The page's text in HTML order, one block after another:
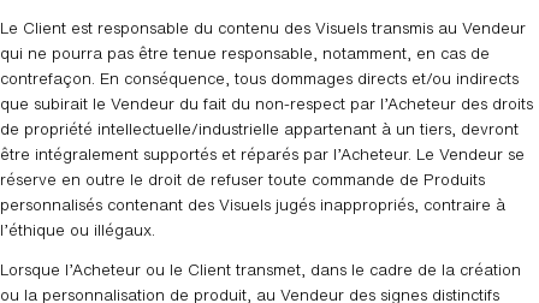
Le Client est responsable du contenu des Visuels transmis au Vendeur
qui ne pourra pas être tenue responsable, notamment, en cas de
contrefaçon. En conséquence, tous dommages directs et/ou indirects
que subirait le Vendeur du fait du non-respect par l’Acheteur des droits
de propriété intellectuelle/industrielle appartenant à un tiers, devront
être intégralement supportés et réparés par l’Acheteur. Le Vendeur se
réserve en outre le droit de refuser toute commande de Produits
personnalisés contenant des Visuels jugés inappropriés, contraire à
l’éthique ou illégaux.
Lorsque l’Acheteur ou le Client transmet, dans le cadre de la création
ou la personnalisation de produit, au Vendeur des signes distinctifs